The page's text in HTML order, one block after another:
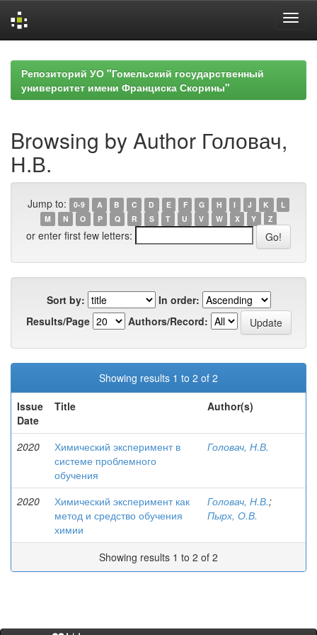
navigationРепозиторий УО "Гомельский государственный
университет имени Франциска Скорины"
Browsing by Author Головач,
Н.В.
Jump to: 0-9 A B C D E F G H I J K
L
M
N O P Q R S T U V W X Y Z
or enter first few letters:
Sort by:
In order:
Results/Page
Authors/Record:
Showing results 1 to 2 of 2
Issue
Date
Title Author(s)
2020
Химический эксперимент в
системе проблемного
обучения
Головач, Н.В.
2020
Химический эксперимент как
метод и средство обучения
химии
Головач, Н.В.;
Пырх, О.В.
Showing results 1 to 2 of 2